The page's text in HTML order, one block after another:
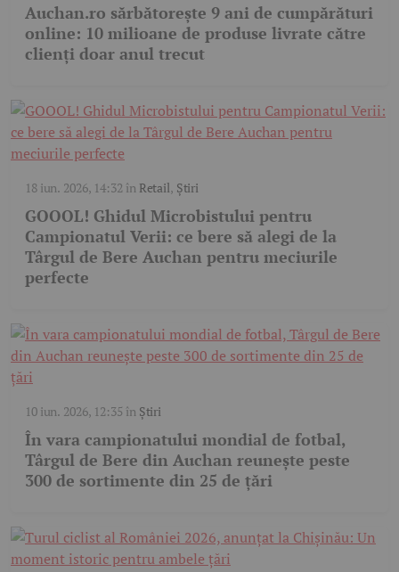
Auchan.ro sărbătorește 9 ani de cumpărături
online: 10 milioane de produse livrate către
clienți doar anul trecut
18 iun. 2026, 14:32 în Retail, Știri
GOOOL! Ghidul Microbistului pentru
Campionatul Verii: ce bere să alegi de la
Târgul de Bere Auchan pentru meciurile
perfecte
10 iun. 2026, 12:35 în Știri
În vara campionatului mondial de fotbal,
Târgul de Bere din Auchan reunește peste
300 de sortimente din 25 de țări